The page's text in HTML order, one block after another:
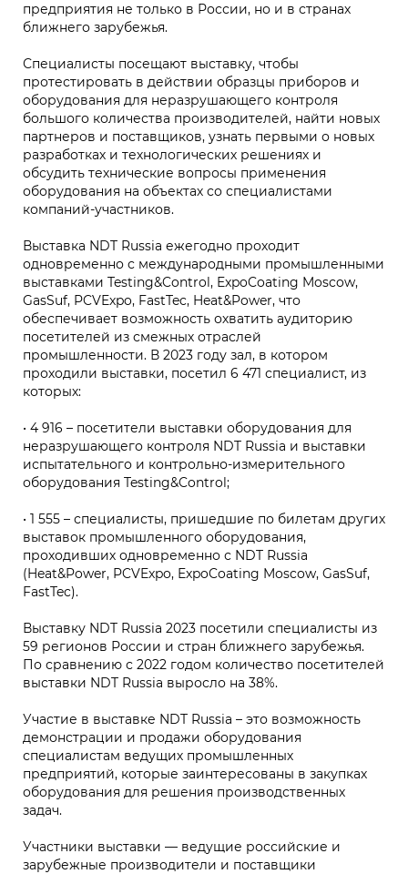
предприятия не только в России, но и в странах
ближнего зарубежья.
Специалисты посещают выставку, чтобы
протестировать в действии образцы приборов и
оборудования для неразрушающего контроля
большого количества производителей, найти новых
партнеров и поставщиков, узнать первыми о новых
разработках и технологических решениях и
обсудить технические вопросы применения
оборудования на объектах со специалистами
компаний-участников.
Выставка NDT Russia ежегодно проходит
одновременно с международными промышленными
выставками Testing&Control, ExpoCoating Moscow,
GasSuf, PCVExpo, FastTec, Heat&Power, что
обеспечивает возможность охватить аудиторию
посетителей из смежных отраслей
промышленности. В 2023 году зал, в котором
проходили выставки, посетил 6 471 специалист, из
которых:
• 4 916 – посетители выставки оборудования для
неразрушающего контроля NDT Russia и выставки
испытательного и контрольно-измерительного
оборудования Testing&Control;
• 1 555 – специалисты, пришедшие по билетам других
выставок промышленного оборудования,
проходивших одновременно с NDT Russia
(Heat&Power, PCVExpo, ExpoCoating Moscow, GasSuf,
FastTec).
Выставку NDT Russia 2023 посетили специалисты из
59 регионов России и стран ближнего зарубежья.
По сравнению с 2022 годом количество посетителей
выставки NDT Russia выросло на 38%.
Участие в выставке NDT Russia – это возможность
демонстрации и продажи оборудования
специалистам ведущих промышленных
предприятий, которые заинтересованы в закупках
оборудования для решения производственных
задач.
Участники выставки — ведущие российские и
зарубежные производители и поставщики